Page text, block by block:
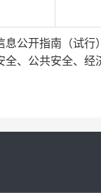
息公开指南（试行
、公共安全、经